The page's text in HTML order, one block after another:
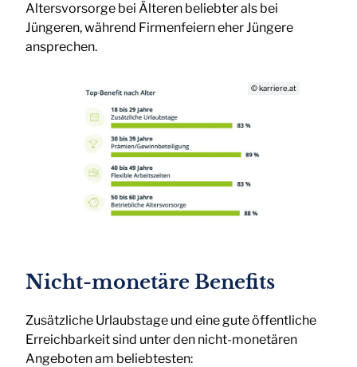
Altersvorsorge bei Älteren beliebter als bei
Jüngeren, während Firmenfeiern eher Jüngere
ansprechen.
© karriere.at
Nicht-monetäre Benefits
Zusätzliche Urlaubstage und eine gute öffentliche
Erreichbarkeit sind unter den nicht-monetären
Angeboten am beliebtesten: